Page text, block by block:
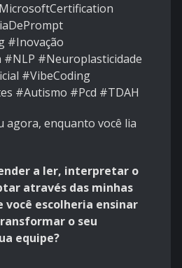
#Inovação
#Neuroplasticidade
#VibeCoding
#Autismo #Pcd #TDAH
agora, enquanto você lia
a ler, interpretar o
através das minhas
você escolheria ensinar
o seu
equipe?